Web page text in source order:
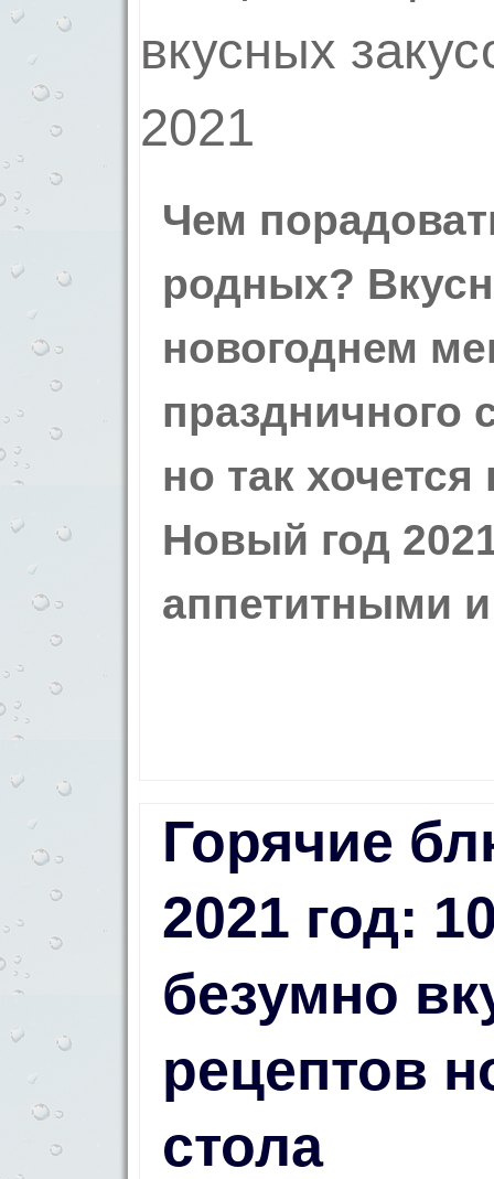
Чем
родных?
новогоднем
праздничного
но так
Новый год
аппетитными
Горячие
2021 год:
безумно
рецептов
стола